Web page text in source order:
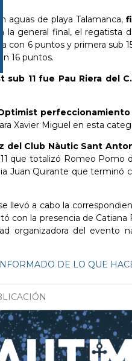
aguas de playa Talamanca,
la general final, el regatista
con 6 puntos y primera sub
16 puntos.
11 fue Pau Riera del
Xavier Miguel en esta
del Club Nàutic Sant
que totalizó Romeo Pomo
Juan Quirante que terminó
llevó a cabo la
con la presencia de
organizadora del evento
DE LO QUE